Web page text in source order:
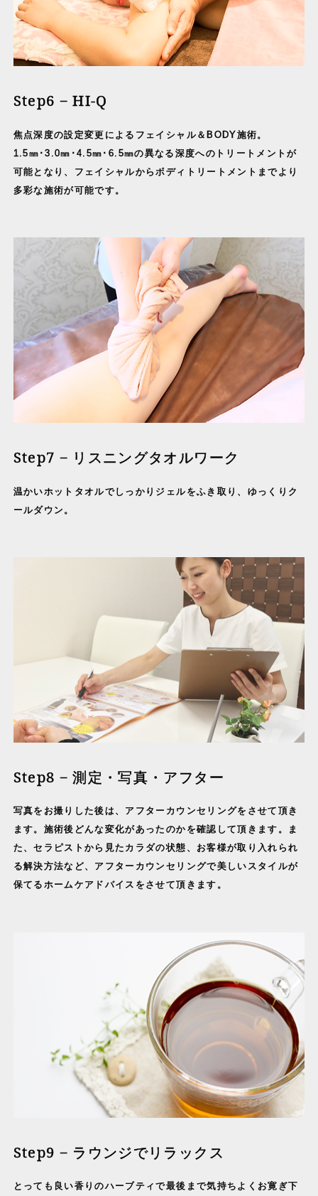
Step6 − HI-Q
焦点深度の設定変更によるフェイシャル＆BODY施術。
1.5㎜･3.0㎜･4.5㎜･6.5㎜の異なる深度へのトリートメントが
可能となり、フェイシャルからボディトリートメントまでより
多彩な施術が可能です。
Step7 − リスニングタオルワーク
温かいホットタオルでしっかりジェルをふき取り、ゆっくりク
ールダウン。
Step8 − 測定・写真・アフター
写真をお撮りした後は、アフターカウンセリングをさせて頂き
ます。施術後どんな変化があったのかを確認して頂きます。ま
た、セラピストから見たカラダの状態、お客様が取り入れられ
る解決方法など、アフターカウンセリングで美しいスタイルが
保てるホームケアドバイスをさせて頂きます。
Step9 − ラウンジでリラックス
とっても良い香りのハーブティで最後まで気持ちよくお寛ぎ下